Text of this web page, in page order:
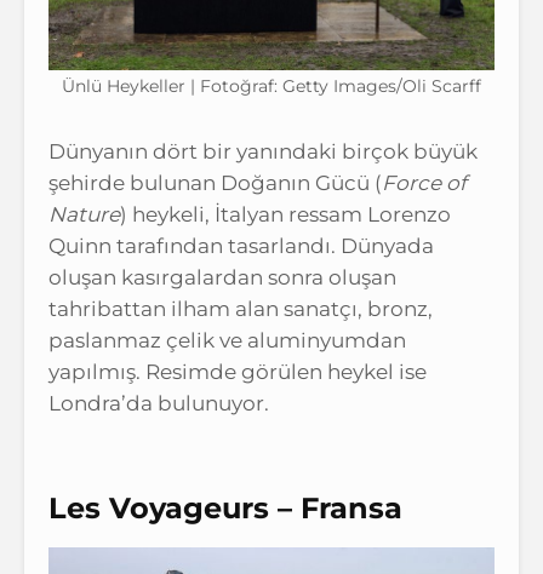
Ünlü Heykeller | Fotoğraf: Getty Images/Oli Scarff
Dünyanın dört bir yanındaki birçok büyük
şehirde bulunan Doğanın Gücü (Force of
Nature) heykeli, İtalyan ressam Lorenzo
Quinn tarafından tasarlandı. Dünyada
oluşan kasırgalardan sonra oluşan
tahribattan ilham alan sanatçı, bronz,
paslanmaz çelik ve aluminyumdan
yapılmış. Resimde görülen heykel ise
Londra’da bulunuyor.
Les Voyageurs – Fransa